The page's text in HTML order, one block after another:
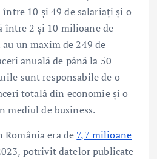
între 10 și 49 de salariați și o
între 2 și 10 milioane de
un maxim de 249 de
anuală de până la 50
sunt responsabile de o
totală din economie și o
mediul de business.
era de 7,7 milioane
potrivit datelor publicate